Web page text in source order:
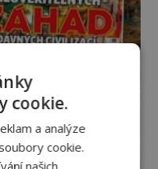
cookie.
a analýze
cookie.
našich